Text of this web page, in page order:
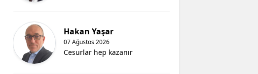
Hakan Yaşar
07 Ağustos 2026
Cesurlar hep kazanır